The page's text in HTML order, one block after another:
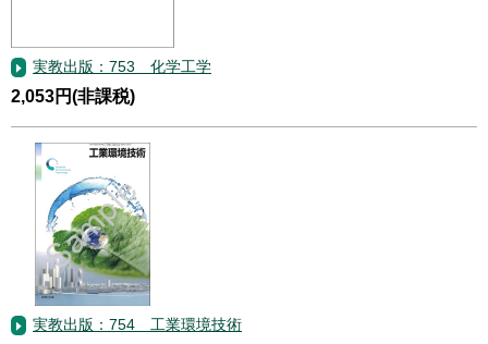
実教出版：753 化学工学
2,053円(非課税)
実教出版：754 工業環境技術